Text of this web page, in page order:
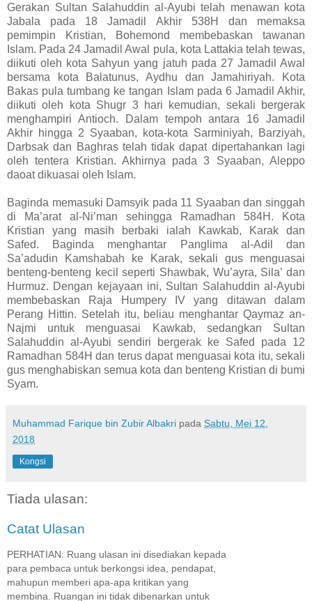
Gerakan Sultan Salahuddin al-Ayubi telah menawan kota
Jabala pada 18 Jamadil Akhir 538H dan memaksa
pemimpin Kristian, Bohemond membebaskan tawanan
Islam. Pada 24 Jamadil Awal pula, kota Lattakia telah tewas,
diikuti oleh kota Sahyun yang jatuh pada 27 Jamadil Awal
bersama kota Balatunus, Aydhu dan Jamahiriyah. Kota
Bakas pula tumbang ke tangan Islam pada 6 Jamadil Akhir,
diikuti oleh kota Shugr 3 hari kemudian, sekali bergerak
menghampiri Antioch. Dalam tempoh antara 16 Jamadil
Akhir hingga 2 Syaaban, kota-kota Sarminiyah, Barziyah,
Darbsak dan Baghras telah tidak dapat dipertahankan lagi
oleh tentera Kristian. Akhirnya pada 3 Syaaban, Aleppo
daoat dikuasai oleh Islam.
Baginda memasuki Damsyik pada 11 Syaaban dan singgah
di Ma’arat al-Ni’man sehingga Ramadhan 584H. Kota
Kristian yang masih berbaki ialah Kawkab, Karak dan
Safed. Baginda menghantar Panglima al-Adil dan
Sa’adudin Kamshabah ke Karak, sekali gus menguasai
benteng-benteng kecil seperti Shawbak, Wu’ayra, Sila’ dan
Hurmuz. Dengan kejayaan ini, Sultan Salahuddin al-Ayubi
membebaskan Raja Humpery IV yang ditawan dalam
Perang Hittin. Setelah itu, beliau menghantar Qaymaz an-
Najmi untuk menguasai Kawkab, sedangkan Sultan
Salahuddin al-Ayubi sendiri bergerak ke Safed pada 12
Ramadhan 584H dan terus dapat menguasai kota itu, sekali
gus menghabiskan semua kota dan benteng Kristian di bumi
Syam.
Muhammad Farique bin Zubir Albakri pada Sabtu, Mei 12,
2018
Kongsi
Tiada ulasan:
Catat Ulasan
PERHATIAN: Ruang ulasan ini disediakan kepada
para pembaca untuk berkongsi idea, pendapat,
mahupun memberi apa-apa kritikan yang
membina. Ruangan ini tidak dibenarkan untuk